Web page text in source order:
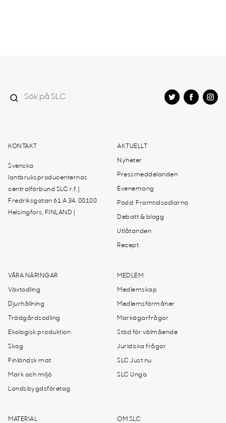
KONTAKT
Svenska
lantbruksproducenternas
centralförbund SLC r.f. |
Fredriksgatan 61 A 34, 00100
Helsingfors, FINLAND |
AKTUELLT
Nyheter
Pressmeddelanden
Evenemang
Podd: Framtidsodlarna
Debatt & blogg
Utlåtanden
Recept
VÅRA NÄRINGAR
Växtodling
Djurhållning
Trädgårdsodling
Ekologisk produktion
Skog
Finländsk mat
Mark och miljö
Landsbygdsföretag
MEDLEM
Medlemskap
Medlemsförmåner
Markägarfrågor
Stöd för välmående
Juridiska frågor
SLC Just nu
SLC Unga
MATERIAL OM SLC